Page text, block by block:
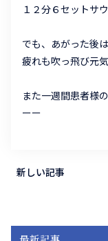
１２分６セットサ
でも、あがった後
疲れも吹っ飛び元
また一週間患者様
ーー
新しい記事